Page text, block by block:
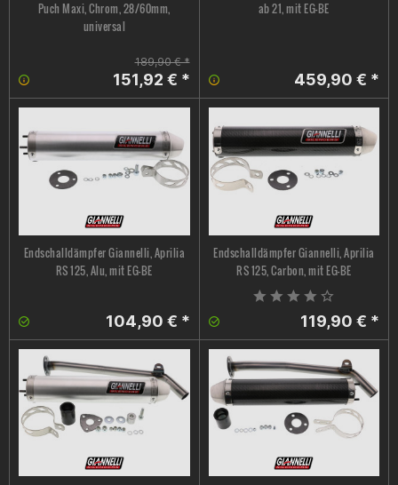
Puch Maxi, Chrom, 28/60mm,
universal
189,90 € *
151,92 € *
ab 21, mit EG-BE
459,90 € *
Endschalldämpfer Giannelli, Aprilia
RS 125, Alu, mit EG-BE
104,90 € *
Endschalldämpfer Giannelli, Aprilia
RS 125, Carbon, mit EG-BE
119,90 € *